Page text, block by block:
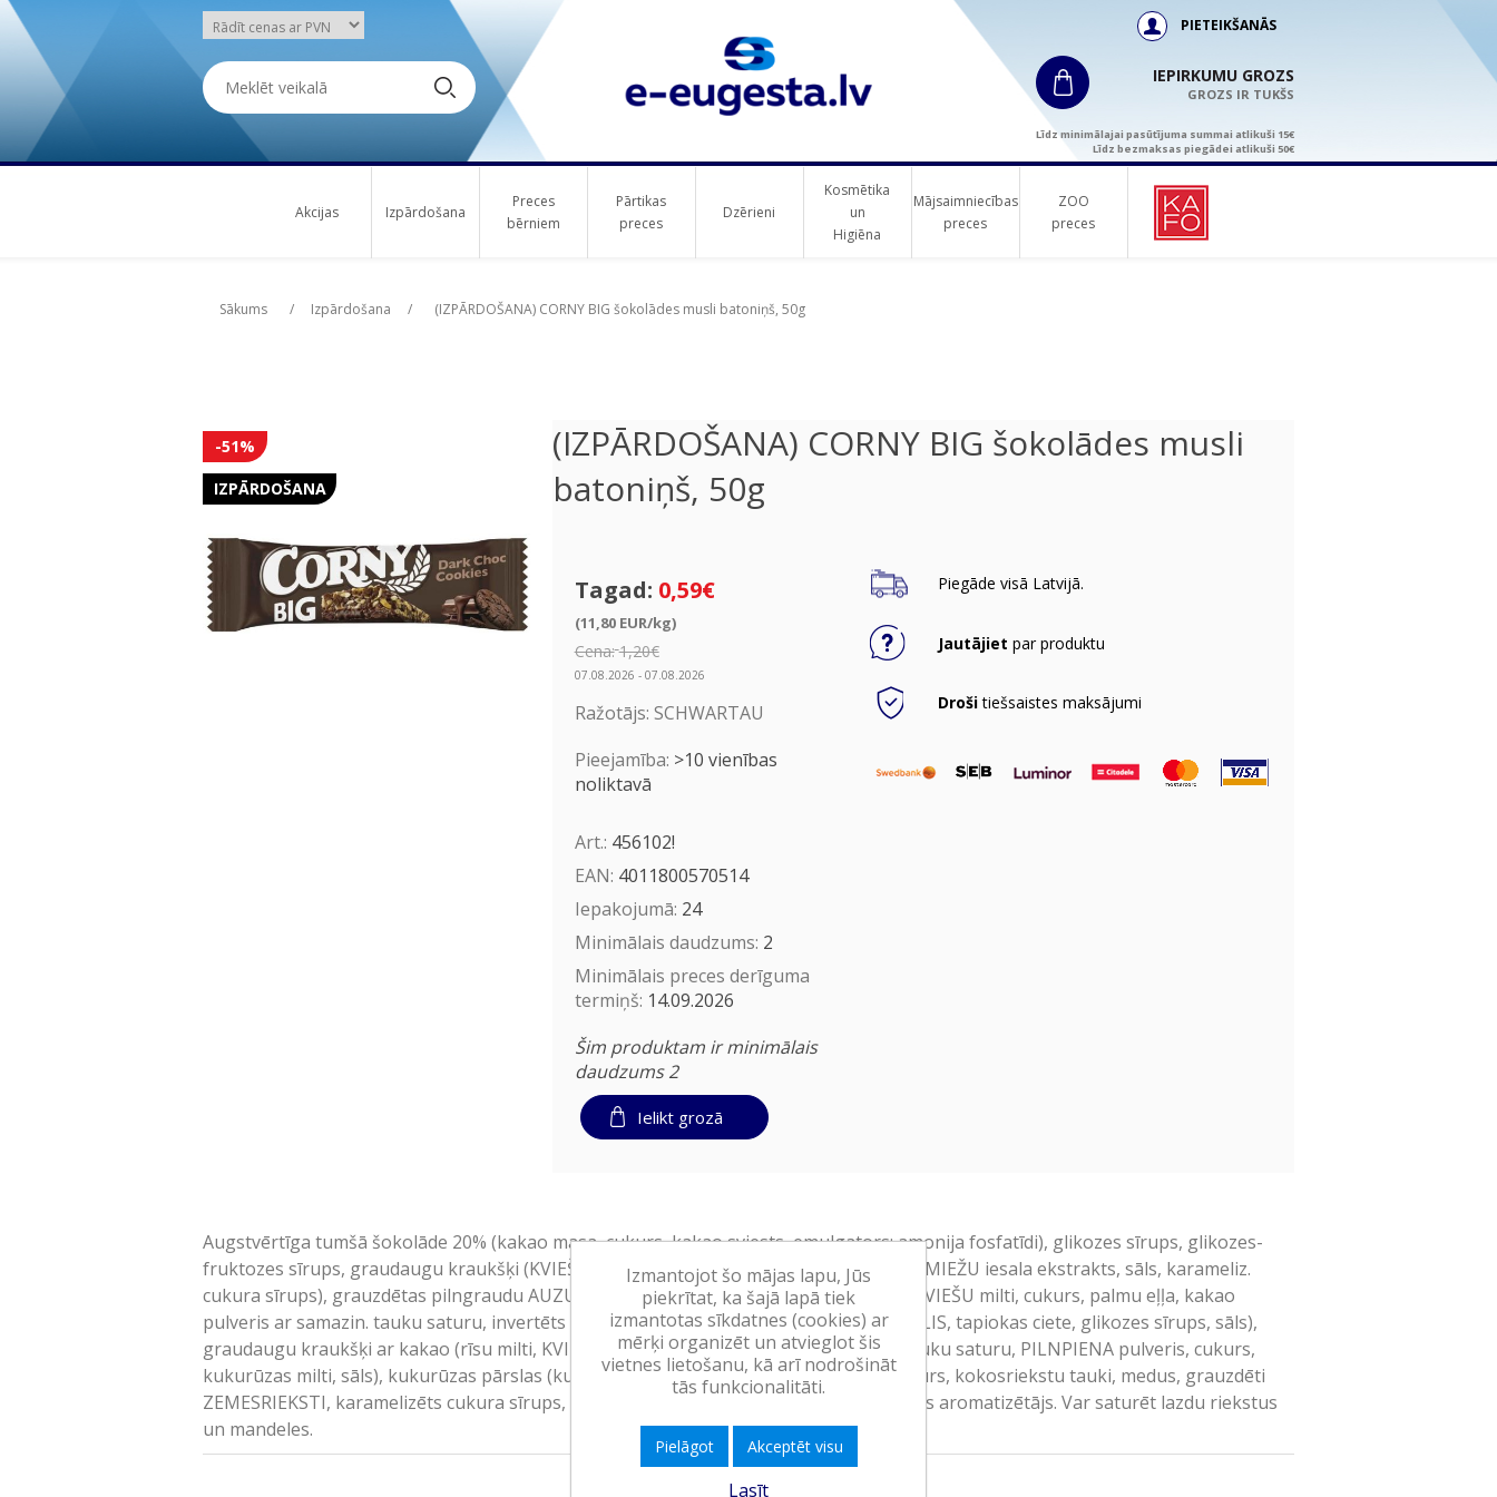
PIETEIKŠANĀS
IEPIRKUMU GROZS
GROZS IR TUKŠS
Līdz minimālajai pasūtījuma summai atlikuši 15€
Līdz bezmaksas piegādei atlikuši 50€
Akcijas Izpārdošana
Preces
bērniem
Pārtikas
preces
Dzērieni
Kosmētika
un
Higiēna
Mājsaimniecības
preces
ZOO
preces
Sākums / Izpārdošana / (IZPĀRDOŠANA) CORNY BIG šokolādes musli batoniņš, 50g
IZPĀRDOŠANA
-51%
(IZPĀRDOŠANA) CORNY BIG šokolādes musli
batoniņš, 50g
Tagad: 0,59€
(11,80 EUR/kg)
Cena: 1,20€
07.08.2026 - 07.08.2026
Ražotājs: SCHWARTAU
Pieejamība: >10 vienības
noliktavā
Art.: 456102!
EAN: 4011800570514
Iepakojumā: 24
Minimālais daudzums: 2
Minimālais preces derīguma
termiņš: 14.09.2026
Šim produktam ir minimālais
daudzums 2
Ielikt grozā
Piegāde visā Latvijā.
Jautājiet par produktu
Drošitiešsaistes maksājumi
Augstvērtīga tumšā šokolāde 20% (kakao masa, cukurs, kakao sviests, emulgators: amonija fosfatīdi), glikozes sīrups, glikozes-
fruktozes sīrups, graudaugu kraukšķi (KVIEŠU milti, cukurs, kukurūzas milti, rīsu milti, MIEŽU iesala ekstrakts, sāls, karameliz.
cukura sīrups), grauzdētas pilngraudu AUZU pārslas 9%, kakao cepumu gabaliņi 8% (KVIEŠU milti, cukurs, palmu eļļa, kakao
pulveris ar samazin. tauku saturu, invertēts cukura sīrups, KVIEŠU ciete, KVIEŠU LIPEKLIS, tapiokas ciete, glikozes sīrups, sāls),
graudaugu kraukšķi ar kakao (rīsu milti, KVIEŠU milti, kakao pulveris ar samazinātu tauku saturu, PILNPIENA pulveris, cukurs,
kukurūzas milti, sāls), kukurūzas pārslas (kukurūza, sāls, MIEŽU iesala ekstrakts), cukurs, kokosriekstu tauki, medus, grauzdēti
ZEMESRIEKSTI, karamelizēts cukura sīrups, emulgators: saulespuķu lecitīni, sāls, dabīgs aromatizētājs. Var saturēt lazdu riekstus
un mandeles.
Izmantojot šo mājas lapu, Jūs
piekrītat, ka šajā lapā tiek
izmantotas sīkdatnes (cookies) ar
mērķi organizēt un atvieglot šis
vietnes lietošanu, kā arī nodrošināt
tās funkcionalitāti.
Pielāgot Akceptēt visu
Lasīt